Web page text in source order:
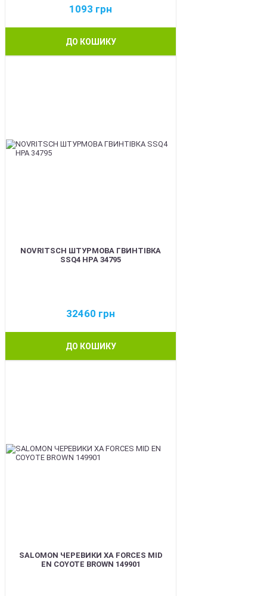
1093 грн
ДО КОШИКУ
NOVRITSCH ШТУРМОВА ГВИНТІВКА
SSQ4 HPA 34795
32460 грн
ДО КОШИКУ
SALOMON ЧЕРЕВИКИ XA FORCES MID
EN COYOTE BROWN 149901